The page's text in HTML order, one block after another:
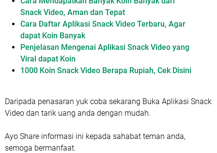
Snack Video, Aman dan Tepat
Cara Daftar Aplikasi Snack Video Terbaru, Agar
dapat Koin Banyak
Penjelasan Mengenai Aplikasi Snack Video yang
Viral dapat Koin
1000 Koin Snack Video Berapa Rupiah, Cek Disini
Daripada penasaran yuk coba sekarang Buka Aplikasi Snack
Video dan tarik uang anda dengan mudah.
Ayo Share informasi ini kepada sahabat teman anda,
semoga bermanfaat.